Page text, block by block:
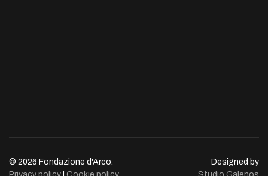
© 2026 Fondazione d'Arco.
Designed by